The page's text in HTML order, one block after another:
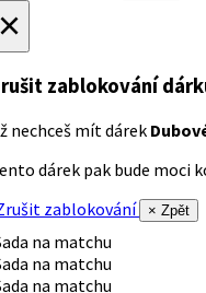
zablokování
nechceš mít dárek
dárek pak bude moci
zablokování
× Zpět